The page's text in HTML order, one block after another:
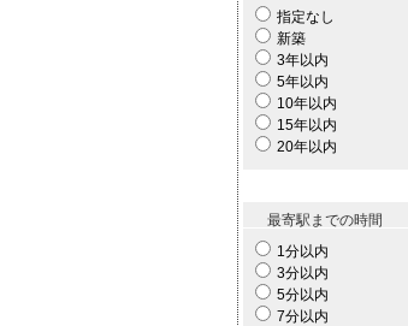
指定なし
新築
3年以内
5年以内
10年以内
15年以内
20年以内
最寄駅までの時間
1分以内
3分以内
5分以内
7分以内